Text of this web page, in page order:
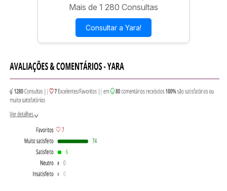
Mais de 1 280 Consultas
Consultar a Yara!